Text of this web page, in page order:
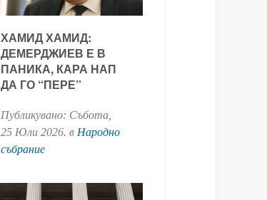
ХАМИД ХАМИД:
ДЕМЕРДЖИЕВ Е В
ПАНИКА, КАРА НАП
ДА ГО “ПЕРЕ”
Публикувано: Събота,
25 Юли 2026. в Народно
събрание